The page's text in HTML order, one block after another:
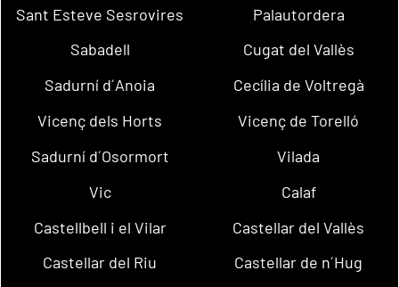
Sant Esteve Sesrovires
Palautordera
Sabadell
Cugat del Vallès
Sadurní d´Anoia
Cecília de Voltregà
Vicenç dels Horts
Vicenç de Torelló
Sadurní d´Osormort
Vilada
Vic
Calaf
Castellbell i el Vilar
Castellar del Vallès
Castellar del Riu
Castellar de n´Hug